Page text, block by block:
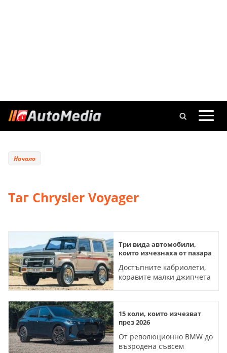
Начало
Таг Chrysler Voyager
Три вида автомобили,
които изчезнаха от пазара
Достъпните кабриолети,
коравите малки джипчета
15 коли, които изчезват
през 2026
От революционно BMW до
възродена съвсем